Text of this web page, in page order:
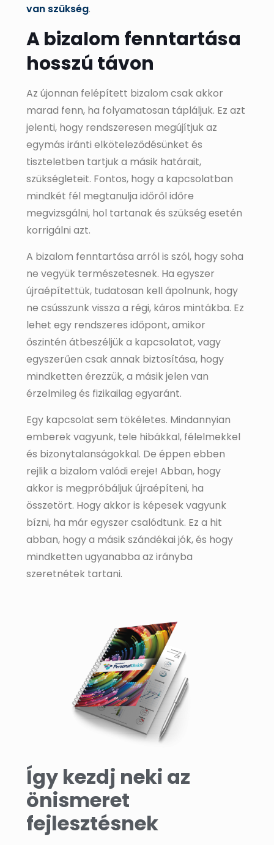
van szükség.
A bizalom fenntartása
hosszú távon
Az újonnan felépített bizalom csak akkor
marad fenn, ha folyamatosan tápláljuk. Ez azt
jelenti, hogy rendszeresen megújítjuk az
egymás iránti elköteleződésünket és
tiszteletben tartjuk a másik határait,
szükségleteit. Fontos, hogy a kapcsolatban
mindkét fél megtanulja időről időre
megvizsgálni, hol tartanak és szükség esetén
korrigálni azt.
A bizalom fenntartása arról is szól, hogy soha
ne vegyük természetesnek. Ha egyszer
újraépítettük, tudatosan kell ápolnunk, hogy
ne csússzunk vissza a régi, káros mintákba. Ez
lehet egy rendszeres időpont, amikor
őszintén átbeszéljük a kapcsolatot, vagy
egyszerűen csak annak biztosítása, hogy
mindketten érezzük, a másik jelen van
érzelmileg és fizikailag egyaránt.
Egy kapcsolat sem tökéletes. Mindannyian
emberek vagyunk, tele hibákkal, félelmekkel
és bizonytalanságokkal. De éppen ebben
rejlik a bizalom valódi ereje! Abban, hogy
akkor is megpróbáljuk újraépíteni, ha
összetört. Hogy akkor is képesek vagyunk
bízni, ha már egyszer csalódtunk. Ez a hit
abban, hogy a másik szándékai jók, és hogy
mindketten ugyanabba az irányba
szeretnétek tartani.
Így kezdj neki az
önismeret
fejlesztésnek